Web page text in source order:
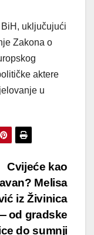
uključujući
Zakona o
aktere
u
Cvijeće kao
Melisa
iz Živinica
od gradske
do sumnji